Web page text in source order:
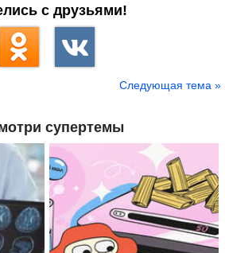
с друзьями!
Следующая тема »
супертемы